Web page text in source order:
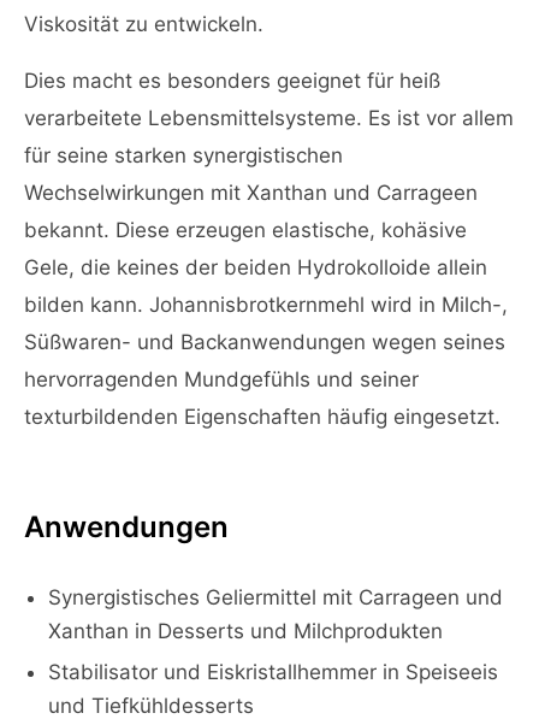
Viskosität zu entwickeln.
Dies macht es besonders geeignet für heiß
verarbeitete Lebensmittelsysteme. Es ist vor allem
für seine starken synergistischen
Wechselwirkungen mit Xanthan und Carrageen
bekannt. Diese erzeugen elastische, kohäsive
Gele, die keines der beiden Hydrokolloide allein
bilden kann. Johannisbrotkernmehl wird in Milch-,
Süßwaren- und Backanwendungen wegen seines
hervorragenden Mundgefühls und seiner
texturbildenden Eigenschaften häufig eingesetzt.
Anwendungen
Synergistisches Geliermittel mit Carrageen und
Xanthan in Desserts und Milchprodukten
Stabilisator und Eiskristallhemmer in Speiseeis
und Tiefkühldesserts